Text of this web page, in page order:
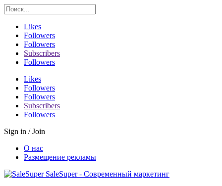
Likes
Followers
Followers
Subscribers
Followers
Likes
Followers
Followers
Subscribers
Followers
Sign in / Join
О нас
Размещение рекламы
SaleSuper - Современный маркетинг